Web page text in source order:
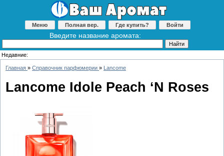
Меню Полная вер. Где купить? Войти
Введите название аромата:
Недавние:
Главная » Справочник парфюмерии » Lancome
Lancome Idole Peach ‘N Roses